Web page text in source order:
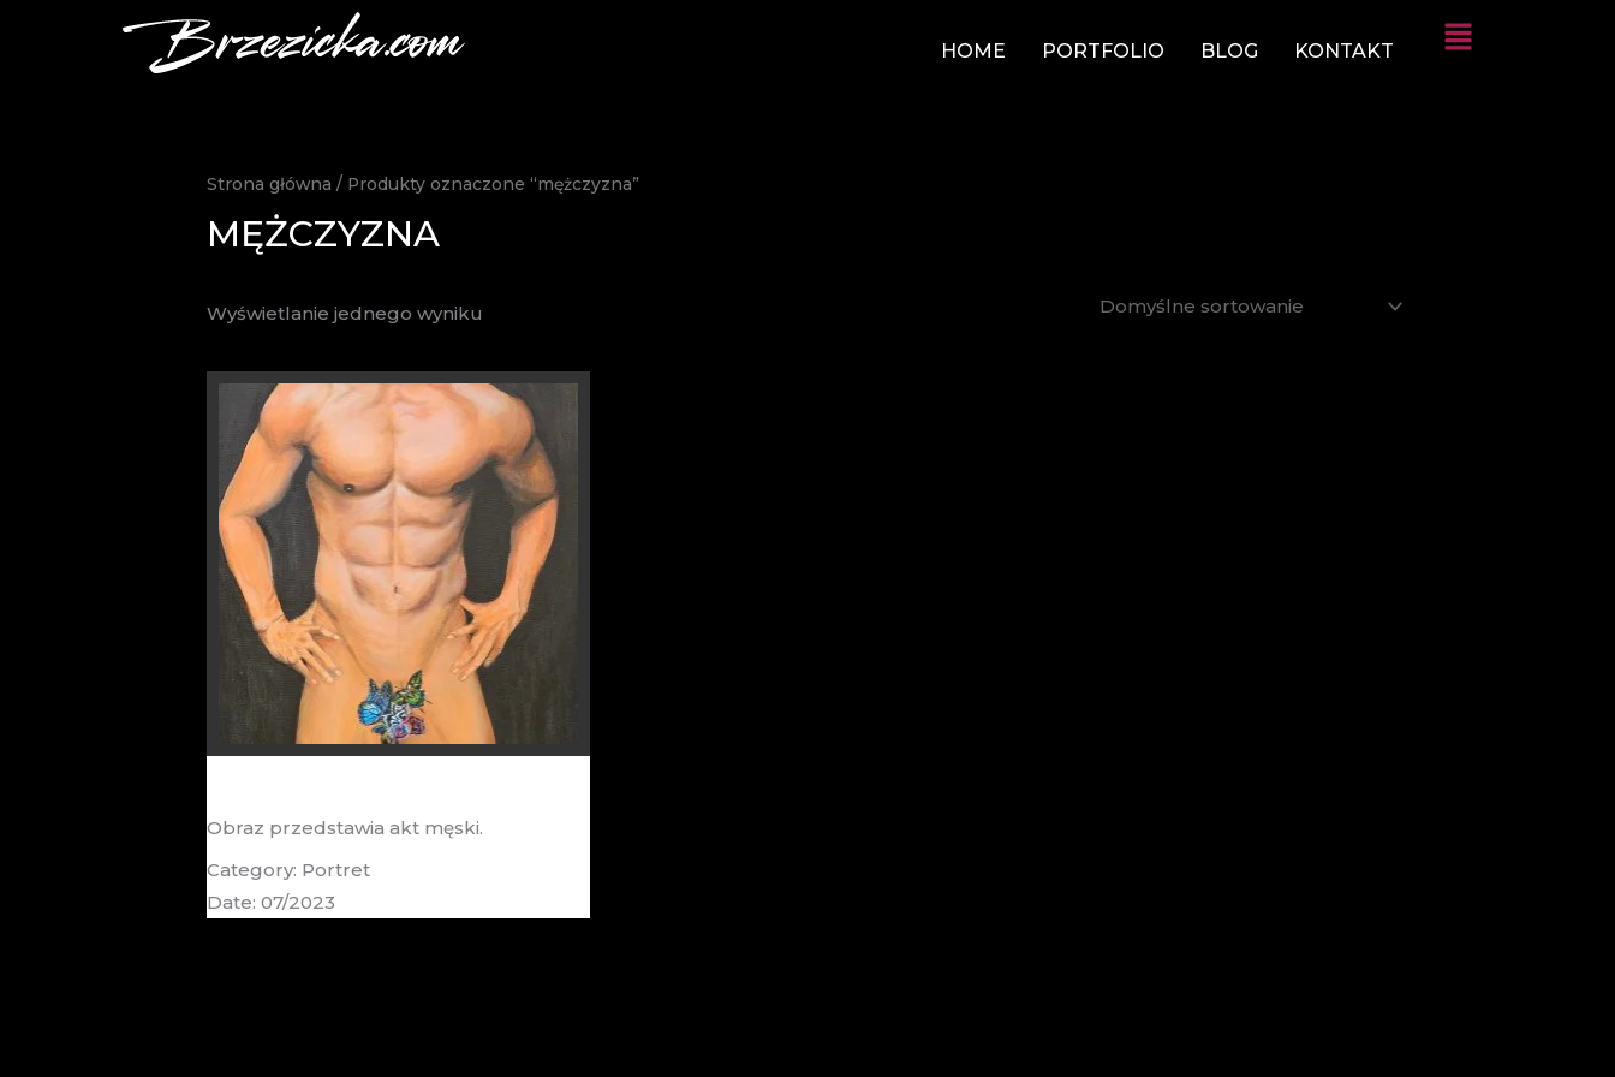
HOME PORTFOLIO BLOG KONTAKT
Strona główna / Produkty oznaczone “mężczyzna”
MĘŻCZYZNA
Wyświetlanie jednego wyniku
Obraz przedstawia akt męski.
Category: Portret
Date: 07/2023